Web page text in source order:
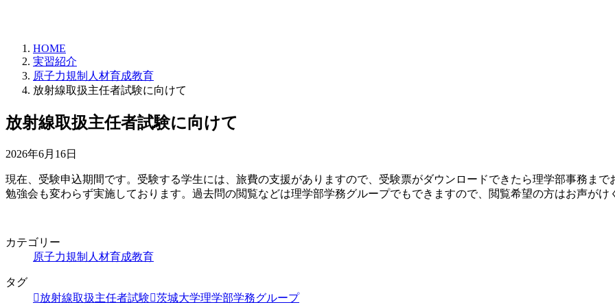
HOME
実習紹介
原子力規制人材育成教育
放射線取扱主任者試験に向けて
放射線取扱主任者試験に向けて
2026年6月16日
現在、受験申込期間です。受験する学生には、旅費の支援がありますので、受験票がダウンロードできたら理学部事務まで
勉強会も変わらず実施しております。過去問の閲覧などは理学部学務グループでもできますので、閲覧希望の方はお声がけ
カテゴリー
原子力規制人材育成教育
タグ
放射線取扱主任者試験
茨城大学理学部学務グループ